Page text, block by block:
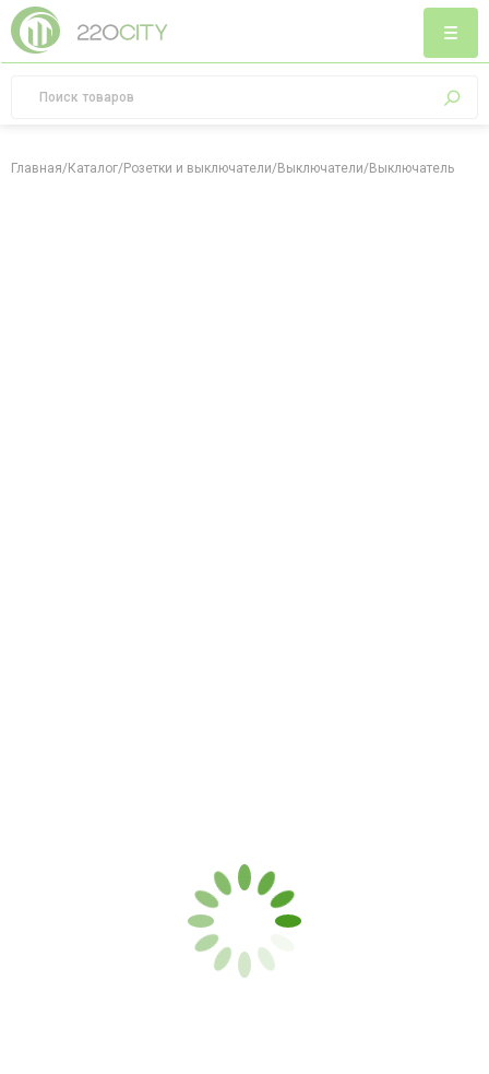
Главная/Каталог/Розетки и выключатели/Выключатели/Выключатель